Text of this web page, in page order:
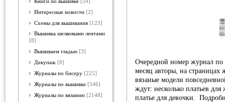
Книги по вышивке [59]
Интересные новости [2]
Схемы для вышивания [123]
Вышивка шелковыми лентами
[8]
Вышиваем гладью [3]
Декупаж [8]
Журналы по бисеру [225]
Журналы по вышивке [546]
Журналы по вязанию [2148]
Очередной номер журнал
месяц авторы, на страницах
вязаные модели
ждут: несколько платьев
платье для девочки.